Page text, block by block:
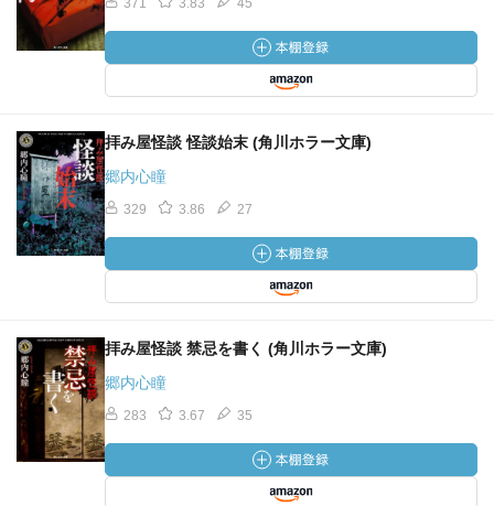
371 3.83 45
拝み屋怪談 怪談始末 (角川ホラー文庫)
郷内心瞳
329 3.86 27
拝み屋怪談 禁忌を書く (角川ホラー文庫)
郷内心瞳
283 3.67 35